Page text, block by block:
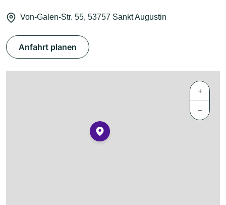
Von-Galen-Str. 55, 53757 Sankt Augustin
Anfahrt planen
+
−